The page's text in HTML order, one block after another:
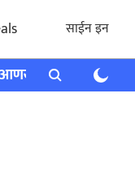
साईन इन
आणखी राशी भविष्य